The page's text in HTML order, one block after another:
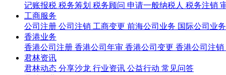
记账报税 税务筹划 税务顾问 申请一般纳税人 税务注销
工商服务
公司注册 公司注销 工商变更 前海公司业务 国际公司业
香港业务
香港公司注册 香港公司年审 香港公司变更 香港公司注销
君林资讯
君林动态 分享沙龙 行业资讯 公益行动 常见问答